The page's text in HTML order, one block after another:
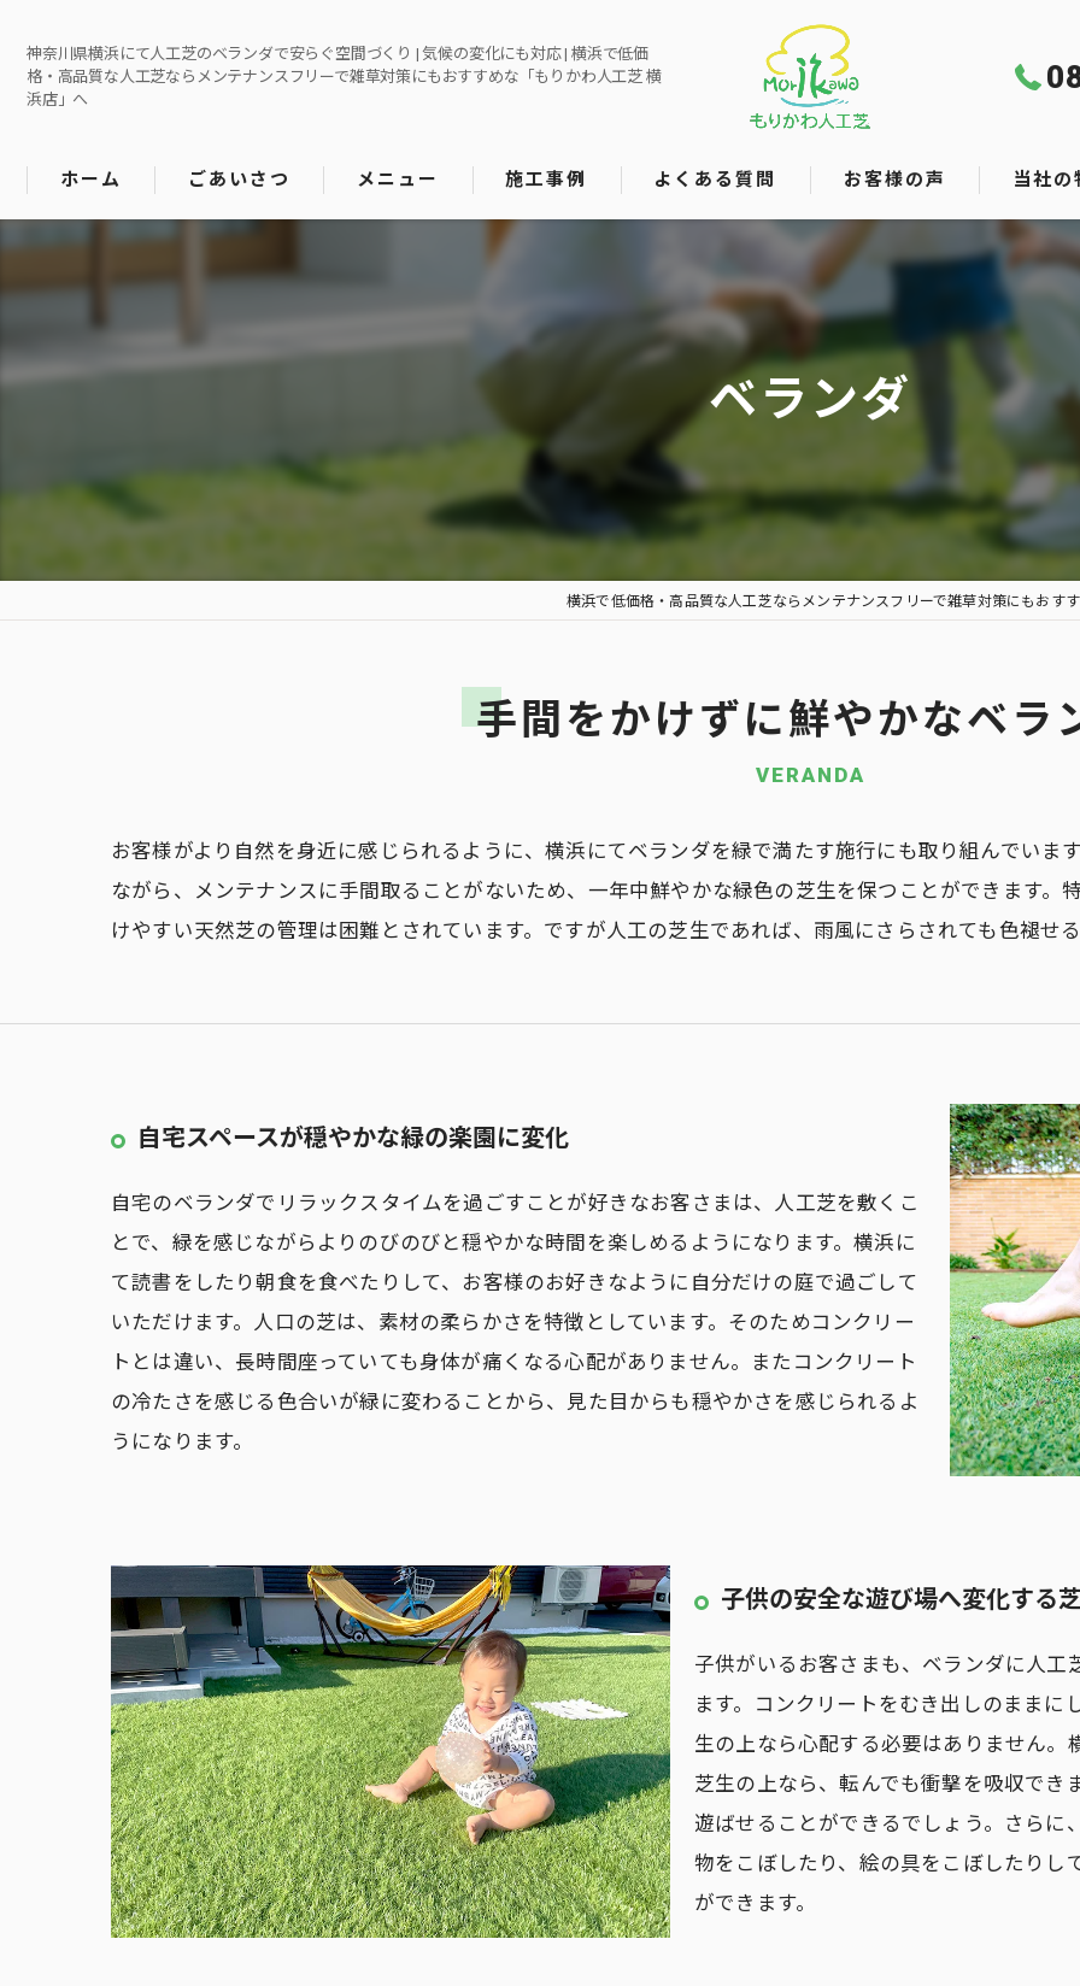
神奈川県横浜にて人工芝のベランダで安らぐ空間づくり | 気候の変化にも対応 | 横浜で低価
格・高品質な人工芝ならメンテナンスフリーで雑草対策にもおすすめな「もりかわ人工芝 横
浜店」へ
ホーム ごあいさつ メニュー 施工事例 よくある質問 お客様の声 当社の
ドッグラ
ベランダ
雑草対策
ベランダ
横浜で低価格・高品質な人工芝ならメンテナンスフリーで雑草対策にもおす
手間をかけずに鮮やかなベラ
VERANDA
お客様がより自然を身近に感じられるように、横浜にてベランダを緑で満たす施行にも取り組んでいま
ながら、メンテナンスに手間取ることがないため、一年中鮮やかな緑色の芝生を保つことができます。
けやすい天然芝の管理は困難とされています。ですが人工の芝生であれば、雨風にさらされても色褪せ
自宅スペースが穏やかな緑の楽園に変化
自宅のベランダでリラックスタイムを過ごすことが好きなお客さまは、人工芝を敷くこ
とで、緑を感じながらよりのびのびと穏やかな時間を楽しめるようになります。横浜に
て読書をしたり朝食を食べたりして、お客様のお好きなように自分だけの庭で過ごして
いただけます。人口の芝は、素材の柔らかさを特徴としています。そのためコンクリー
トとは違い、長時間座っていても身体が痛くなる心配がありません。またコンクリート
の冷たさを感じる色合いが緑に変わることから、見た目からも穏やかさを感じられるよ
うになります。
子供の安全な遊び場へ変化する
子供がいるお客さまも、ベランダに人工
ます。コンクリートをむき出しのまま
生の上なら心配する必要はありません
芝生の上なら、転んでも衝撃を吸収でき
遊ばせることができるでしょう。さら
物をこぼしたり、絵の具をこぼしたりし
ができます。